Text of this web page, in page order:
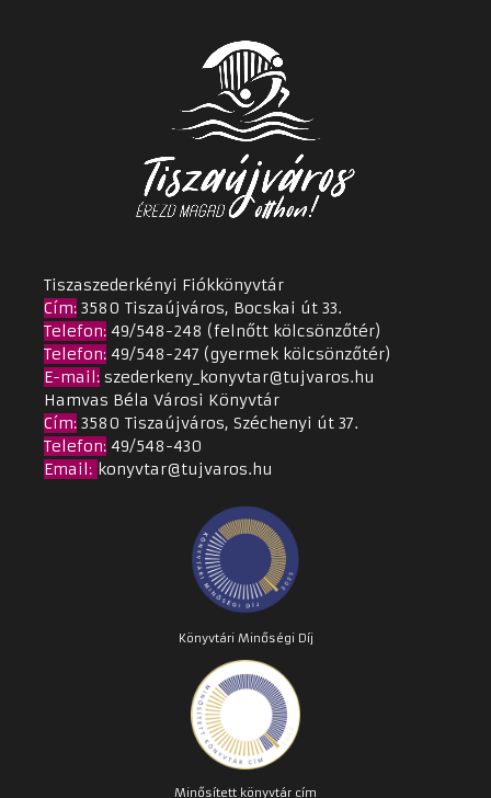
Tiszaszederkényi Fiókkönyvtár
Cím: 3580 Tiszaújváros, Bocskai út 33.
Telefon: 49/548-248 (felnőtt kölcsönzőtér)
Telefon: 49/548-247 (gyermek kölcsönzőtér)
E-mail: szederkeny_konyvtar@tujvaros.hu
Hamvas Béla Városi Könyvtár
Cím: 3580 Tiszaújváros, Széchenyi út 37.
Telefon: 49/548-430
Email: konyvtar@tujvaros.hu
Könyvtári Minőségi Díj
Minősített könyvtár cím